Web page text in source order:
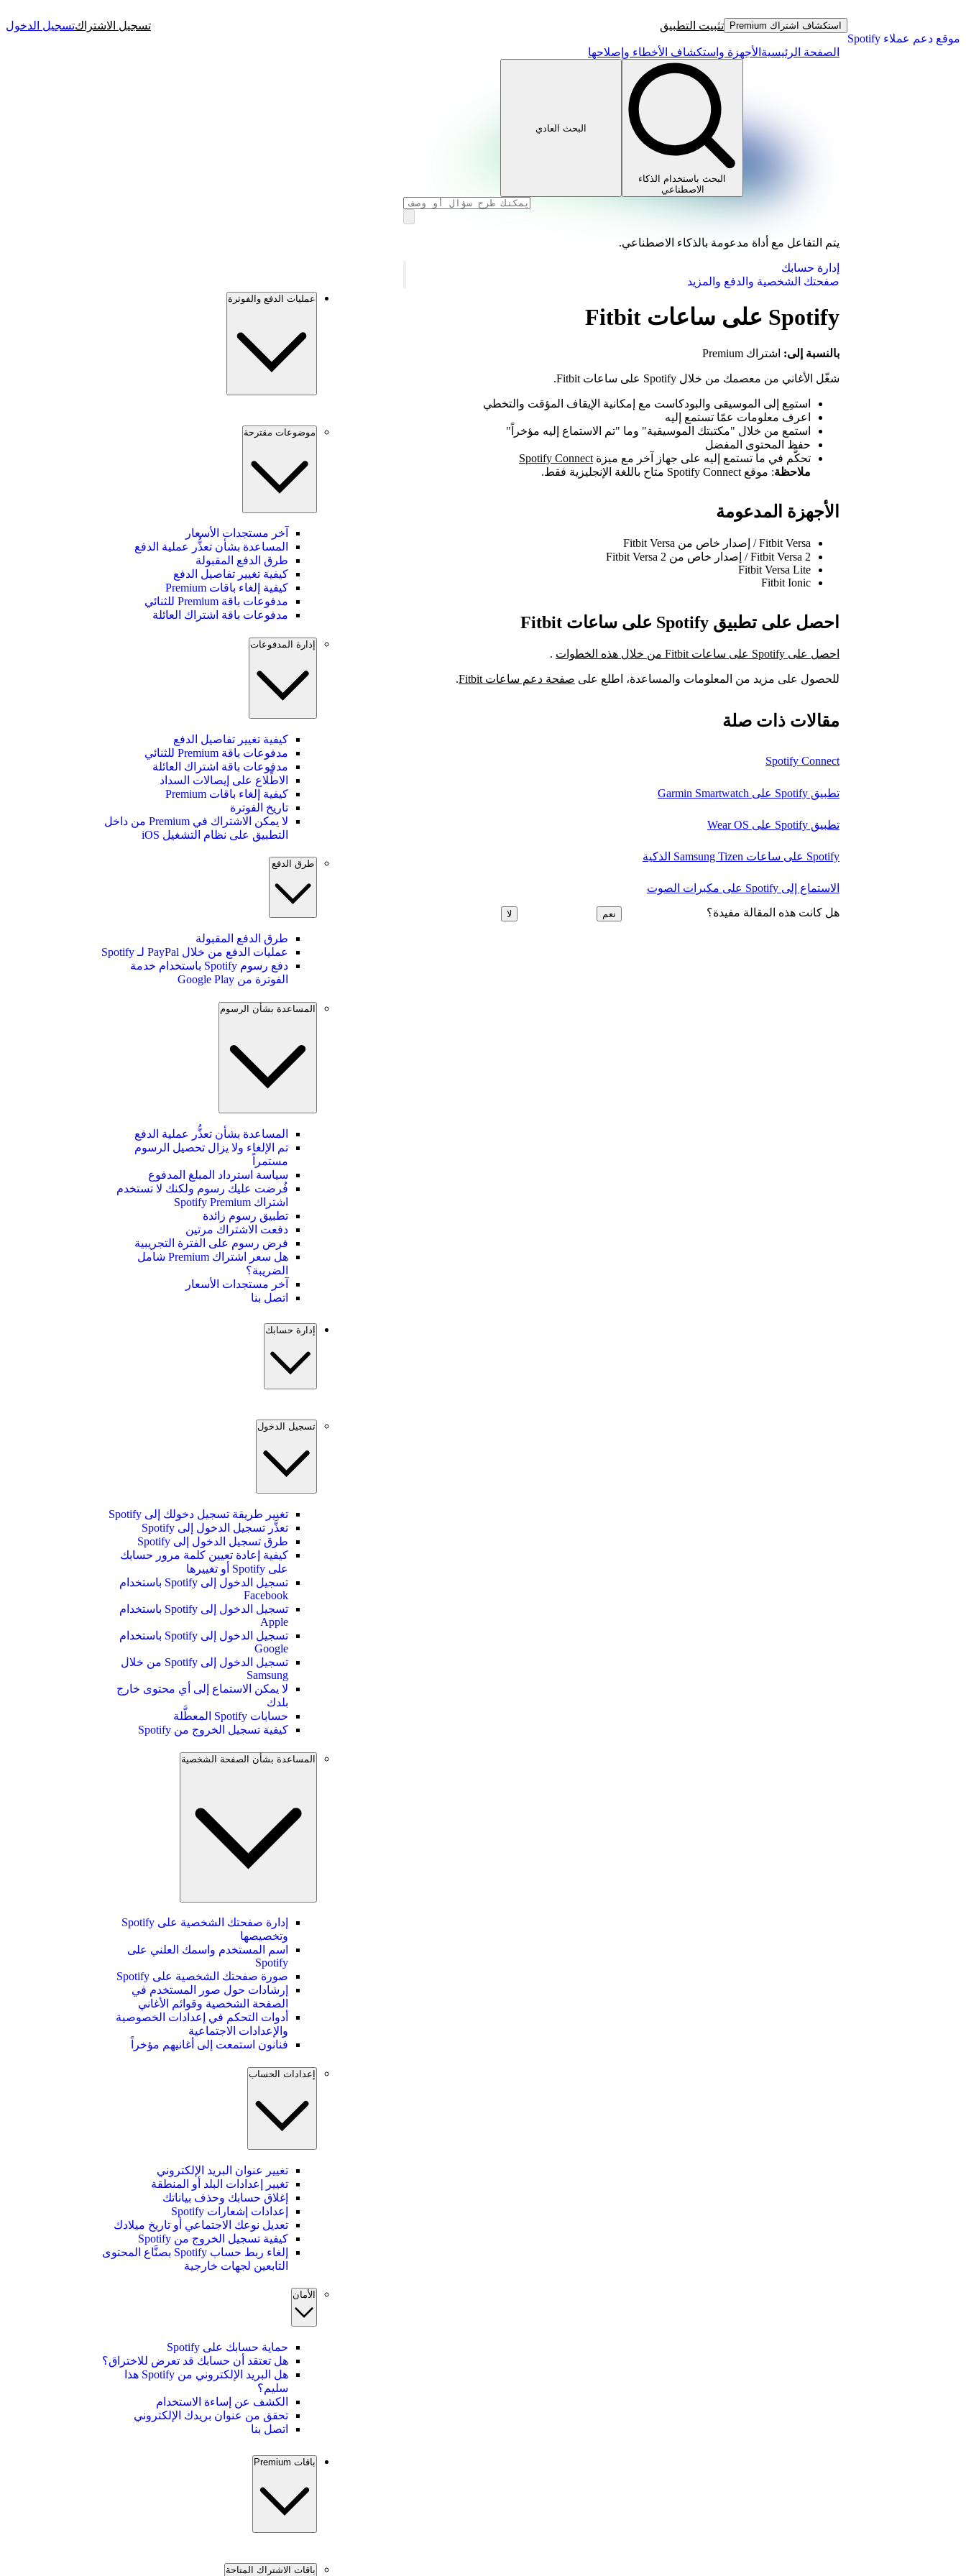
موقع دعم عملاء Spotify
استكشاف اشتراك Premium تثبيت التطبيق تسجيل الاشتراكتسجيل الدخول
الصفحة الرئيسية الأجهزة واستكشاف الأخطاء وإصلاحها
البحث باستخدام الذكاء
الاصطناعي
البحث العادي
يتم التفاعل مع أداة مدعومة بالذكاء الاصطناعي.
إدارة حسابك
صفحتك الشخصية والدفع والمزيد
Spotify على ساعات Fitbit
بالنسبة إلى: اشتراك Premium
شغّل الأغاني من معصمك من خلال Spotify على ساعات Fitbit.
استمِع إلى الموسيقى والبودكاست مع إمكانية الإيقاف المؤقت والتخطي
اعرف معلومات عمّا تستمع إليه
استمع من خلال "مكتبتك الموسيقية" وما "تم الاستماع إليه مؤخراً"
حفظ المحتوى المفضل
تحكَّم في ما تستمع إليه على جهاز آخر مع ميزة Spotify Connect
ملاحظة: موقع Spotify Connect متاح باللغة الإنجليزية فقط.
الأجهزة المدعومة
Fitbit Versa / إصدار خاص من Fitbit Versa
Fitbit Versa 2 / إصدار خاص من Fitbit Versa 2
Fitbit Versa Lite
Fitbit Ionic
احصل على تطبيق Spotify على ساعات Fitbit
احصل على Spotify على ساعات Fitbit من خلال هذه الخطوات .
للحصول على مزيد من المعلومات والمساعدة، اطلع على صفحة دعم ساعات Fitbit .
مقالات ذات صلة
Spotify Connect
تطبيق Spotify على Garmin Smartwatch
تطبيق Spotify على Wear OS
Spotify على ساعات Samsung Tizen الذكية
الاستماع إلى Spotify على مكبرات الصوت
هل كانت هذه المقالة مفيدة؟ نعم لا
عمليات الدفع والفوترة
موضوعات مقترحة
آخر مستجدات الأسعار
المساعدة بشأن تعذُّر عملية الدفع
طرق الدفع المقبولة
كيفية تغيير تفاصيل الدفع
كيفية إلغاء باقات Premium
مدفوعات باقة Premium للثنائي
مدفوعات باقة اشتراك العائلة
إدارة المدفوعات
كيفية تغيير تفاصيل الدفع
مدفوعات باقة Premium للثنائي
مدفوعات باقة اشتراك العائلة
الاطِّلاع على إيصالات السداد
كيفية إلغاء باقات Premium
تاريخ الفوترة
لا يمكن الاشتراك في Premium من داخل
التطبيق على نظام التشغيل iOS
طرق الدفع
طرق الدفع المقبولة
عمليات الدفع من خلال PayPal لـ Spotify
دفع رسوم Spotify باستخدام خدمة
الفوترة من Google Play
المساعدة بشأن الرسوم
المساعدة بشأن تعذُّر عملية الدفع
تم الإلغاء ولا يزال تحصيل الرسوم
مستمراً
سياسة استرداد المبلغ المدفوع
فُرضت عليك رسوم ولكنك لا تستخدم
اشتراك Spotify Premium
تطبيق رسوم زائدة
دفعت الاشتراك مرتين
فرض رسوم على الفترة التجريبية
هل سعر اشتراك Premium شامل
الضريبة؟
آخر مستجدات الأسعار
اتصل بنا
إدارة حسابك
تسجيل الدخول
تغيير طريقة تسجيل دخولك إلى Spotify
تعذَّر تسجيل الدخول إلى Spotify
طرق تسجيل الدخول إلى Spotify
كيفية إعادة تعيين كلمة مرور حسابك
على Spotify أو تغييرها
تسجيل الدخول إلى Spotify باستخدام
Facebook
تسجيل الدخول إلى Spotify باستخدام
Apple
تسجيل الدخول إلى Spotify باستخدام
Google
تسجيل الدخول إلى Spotify من خلال
Samsung
لا يمكن الاستماع إلى أي محتوى خارج
بلدك
حسابات Spotify المعطَّلة
كيفية تسجيل الخروج من Spotify
المساعدة بشأن الصفحة الشخصية
إدارة صفحتك الشخصية على Spotify
وتخصيصها
اسم المستخدم واسمك العلني على
Spotify
صورة صفحتك الشخصية على Spotify
إرشادات حول صور المستخدم في
الصفحة الشخصية وقوائم الأغاني
أدوات التحكم في إعدادات الخصوصية
والإعدادات الاجتماعية
فنانون استمعت إلى أغانيهم مؤخراً
إعدادات الحساب
تغيير عنوان البريد الإلكتروني
تغيير إعدادات البلد أو المنطقة
إغلاق حسابك وحذف بياناتك
إعدادات إشعارات Spotify
تعديل نوعك الاجتماعي أو تاريخ ميلادك
كيفية تسجيل الخروج من Spotify
إلغاء ربط حساب Spotify بصنَّاع المحتوى
التابعين لجهات خارجية
الأمان
حماية حسابك على Spotify
هل تعتقد أن حسابك قد تعرض للاختراق؟
هل البريد الإلكتروني من Spotify هذا
سليم؟
الكشف عن إساءة الاستخدام
تحقق من عنوان بريدك الإلكتروني
اتصل بنا
باقات Premium
باقات الاشتراك المتاحة